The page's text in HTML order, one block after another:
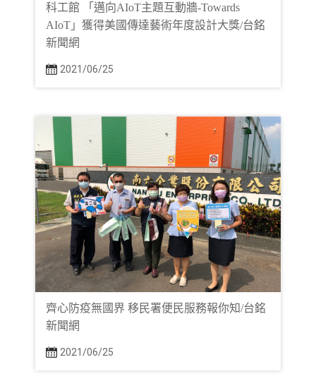
科工館 「邁向AIoT主題互動牆-Towards
AIoT」獲得美國傳達藝術年度設計大獎/台銘
新聞網
2021/06/25
齊心防疫無國界 移民署便民服務報你知/台銘
新聞網
2021/06/25